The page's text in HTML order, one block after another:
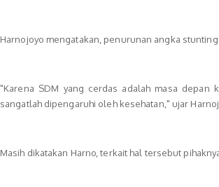
Harnojoyo mengatakan, penurunan angka
"Karena SDM yang cerdas adalah masa depan
sangatlah dipengaruhi oleh kesehatan," ujar
Masih dikatakan Harno, terkait hal tersebut